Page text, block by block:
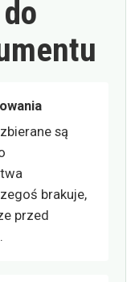
są
brakuje,
przed